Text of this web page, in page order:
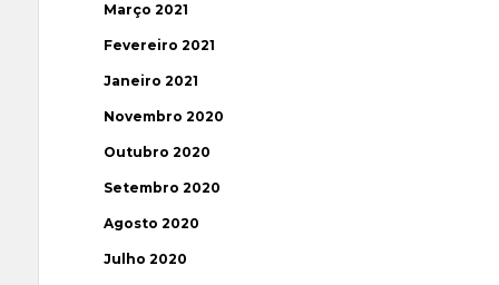
Março 2021
Fevereiro 2021
Janeiro 2021
Novembro 2020
Outubro 2020
Setembro 2020
Agosto 2020
Julho 2020